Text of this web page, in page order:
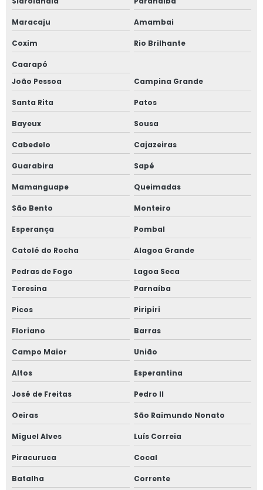
Maracaju Amambai
Coxim Rio Brilhante
Caarapó
João Pessoa
Campina Grande
Santa Rita Patos
Bayeux Sousa
Cabedelo Cajazeiras
Guarabira Sapé
Mamanguape Queimadas
São Bento Monteiro
Esperança Pombal
Catolé do Rocha Alagoa Grande
Pedras de Fogo
Lagoa Seca
Teresina
Parnaíba
Picos Piripiri
Floriano Barras
Campo Maior União
Altos Esperantina
José de Freitas Pedro II
Oeiras São Raimundo Nonato
Miguel Alves Luís Correia
Piracuruca Cocal
Batalha
Corrente